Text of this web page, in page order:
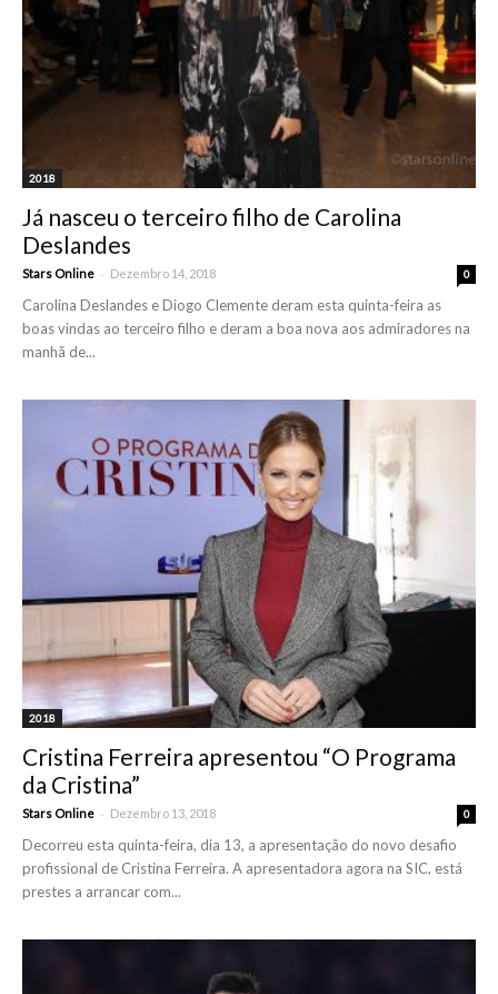
2018
Já nasceu o terceiro filho de Carolina
Deslandes
Stars Online - Dezembro 14, 2018 0
Carolina Deslandes e Diogo Clemente deram esta quinta-feira as
boas vindas ao terceiro filho e deram a boa nova aos admiradores na
manhã de...
2018
Cristina Ferreira apresentou “O Programa
da Cristina”
Stars Online - Dezembro 13, 2018 0
Decorreu esta quinta-feira, dia 13, a apresentação do novo desafio
profissional de Cristina Ferreira. A apresentadora agora na SIC, está
prestes a arrancar com...